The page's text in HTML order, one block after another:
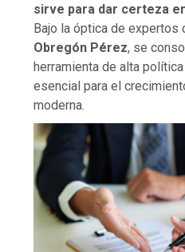
sirve para dar certeza
Bajo la óptica de expertos
Obregón Pérez, se
herramienta de alta
esencial para el
moderna.